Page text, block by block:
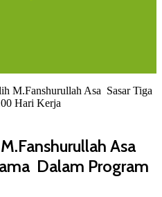
M.Fanshurullah Asa Sasar Tiga
Hari Kerja
Asa
Dalam Program